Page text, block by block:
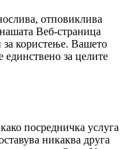
отповиклива
Веб-страница
за користење. Вашето
за целите
посредничка услуга
никаква друга